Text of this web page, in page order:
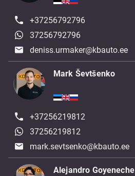
+37256792796
37256792796
deniss.urmaker@kbauto.ee
Mark Ševtšenko
+37256219812
37256219812
mark.sevtsenko@kbauto.ee
Alejandro Goyeneche